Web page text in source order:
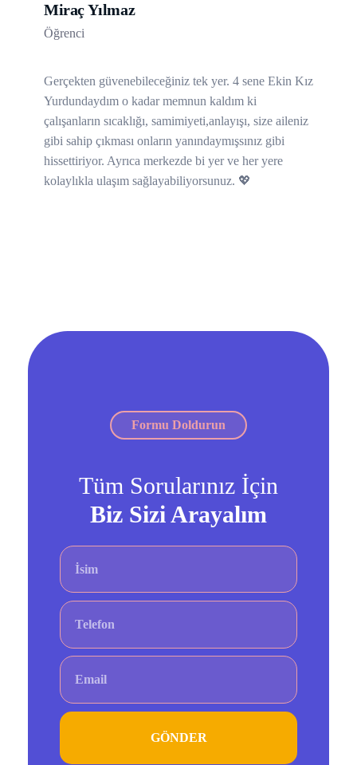
Miraç Yılmaz
Öğrenci
Gerçekten güvenebileceğiniz tek yer. 4 sene Ekin Kız
Yurdundaydım o kadar memnun kaldım ki
çalışanların sıcaklığı, samimiyeti,anlayışı, size aileniz
gibi sahip çıkması onların yanındaymışsınız gibi
hissettiriyor. Ayrıca merkezde bi yer ve her yere
kolaylıkla ulaşım sağlayabiliyorsunuz. 💖
Formu Doldurun
Tüm Sorularınız İçin
Biz Sizi Arayalım
GÖNDER